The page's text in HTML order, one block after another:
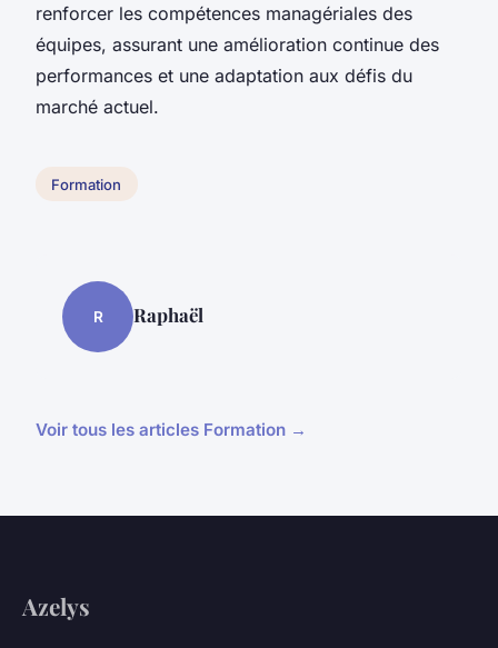
renforcer les compétences managériales des
équipes, assurant une amélioration continue des
performances et une adaptation aux défis du
marché actuel.
Formation
R Raphaël
Voir tous les articles Formation →
Azelys